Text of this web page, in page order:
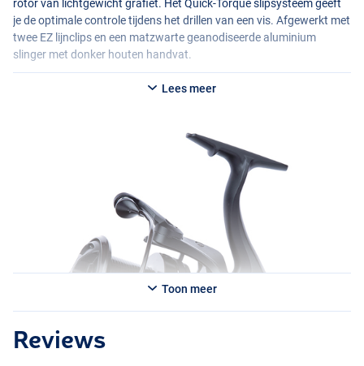
rotor van lichtgewicht grafiet. Het Quick-Torque slipsysteem geeft
je de optimale controle tijdens het drillen van een vis. Afgewerkt met
twee EZ lijnclips en een matzwarte geanodiseerde aluminium
slinger met donker houten handvat.
Lees meer
Toon meer
Reviews